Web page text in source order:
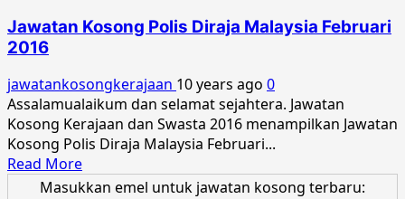
Jawatan Kosong Polis Diraja Malaysia Februari
2016
jawatankosongkerajaan 10 years ago 0
Assalamualaikum dan selamat sejahtera. Jawatan
Kosong Kerajaan dan Swasta 2016 menampilkan Jawatan
Kosong Polis Diraja Malaysia Februari...
Read MoreRead
more
Masukkan emel untuk jawatan kosong terbaru: